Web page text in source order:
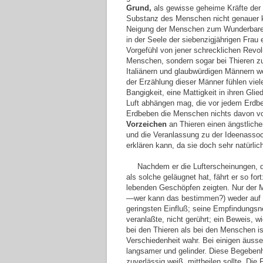
Grund, als gewisse geheime Kräfte
Substanz des Menschen nicht
Neigung der Menschen zum
in der Seele der siebenzigjährigen
Vorgefühl von jener schrecklichen
Menschen, sondern sogar bei Thieren
Italiänern und glaubwürdigen Männern
der Erzählung dieser Männer fühlen
Bangigkeit, eine Mattigkeit in ihren
Luft abhängen mag, die vor jedem
Erdbeben die Menschen nichts davon
Vorzeichen an Thieren einen
und die Veranlassung zu der
erklären kann, da sie doch sehr
Nachdem er die Lufterscheinungen,
als solche geläugnet hat, fährt er so
lebenden Geschöpfen zeigten. Nur der
—wer kann das bestimmen?) weder
geringsten Einfluß; seine
veranlaßte, nicht gerührt; ein Beweis,
bei den Thieren als bei den Menschen
Verschiedenheit wahr. Bei einigen
langsamer und gelinder. Diese